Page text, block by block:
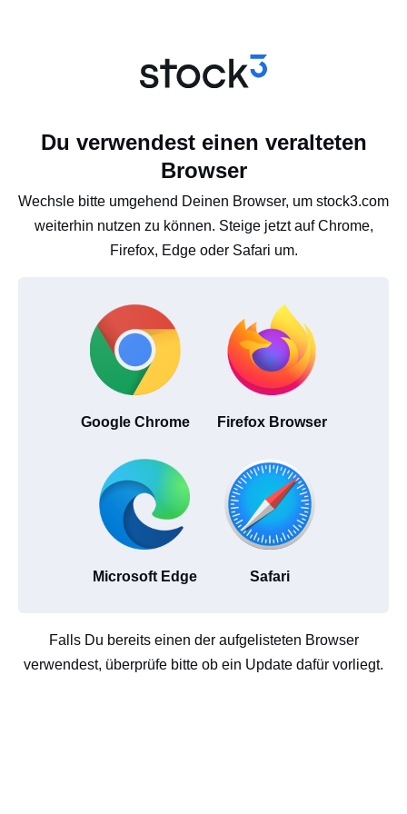
Du verwendest einen veralteten
Browser
Wechsle bitte umgehend Deinen Browser, um stock3.com
weiterhin nutzen zu können. Steige jetzt auf Chrome,
Firefox, Edge oder Safari um.
Google Chrome Firefox Browser
Microsoft Edge Safari
Falls Du bereits einen der aufgelisteten Browser
verwendest, überprüfe bitte ob ein Update dafür vorliegt.